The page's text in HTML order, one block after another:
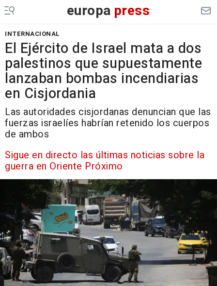
europa press
INTERNACIONAL
El Ejército de Israel mata a dos
palestinos que supuestamente
lanzaban bombas incendiarias
en Cisjordania
Las autoridades cisjordanas denuncian que las
fuerzas israelíes habrían retenido los cuerpos
de ambos
Sigue en directo las últimas noticias sobre la
guerra en Oriente Próximo